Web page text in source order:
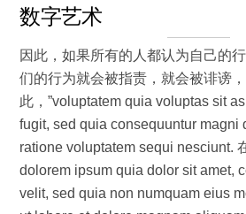
数字艺术
因此，如果所有的人都认为自己的
们的行为就会被指责，就会被诽谤
此，”voluptatem quia voluptas sit
fugit, sed quia consequuntur magni
ratione voluptatem sequi nesciunt.
dolorem ipsum quia dolor sit amet,
velit, sed quia non numquam eius